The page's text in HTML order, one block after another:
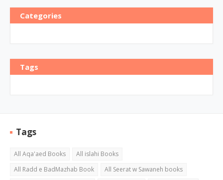
Categories
Tags
Tags
All Aqa'aed Books
All islahi Books
All Radd e BadMazhab Book
All Seerat w Sawaneh books